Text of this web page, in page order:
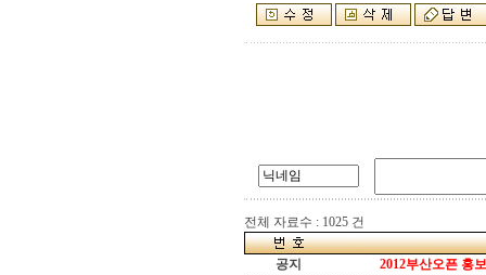
전체 자료수 : 1025 건
공지
2012부산오픈 홍